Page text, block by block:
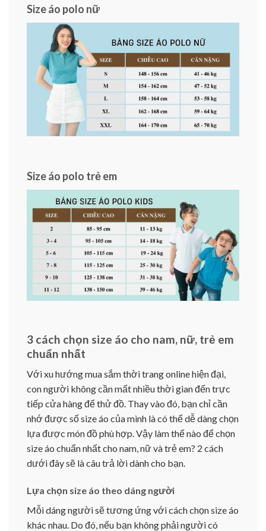
Size áo polo nữ
Size áo polo trẻ em
3 cách chọn size áo cho nam, nữ, trẻ em
chuẩn nhất
Với xu hướng mua sắm thời trang online hiện đại,
con người không cần mất nhiều thời gian đến trực
tiếp cửa hàng để thử đồ. Thay vào đó, bạn chỉ cần
nhớ được số size áo của mình là có thể dễ dàng chọn
lựa được món đồ phù hợp. Vậy làm thế nào để chọn
size áo chuẩn nhất cho nam, nữ và trẻ em? 2 cách
dưới đây sẽ là câu trả lời dành cho bạn.
Lựa chọn size áo theo dáng người
Mỗi dáng người sẽ tương ứng với cách chọn size áo
khác nhau. Do đó, nếu bạn không phải người có